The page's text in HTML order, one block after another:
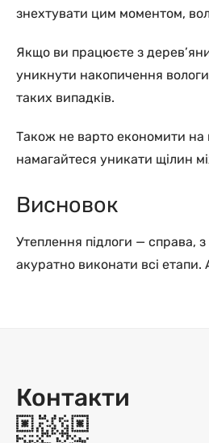
знехтувати цим моментом,
Якщо ви працюєте з
уникнути накопичення
таких випадків.
Також не варто економити на
намагайтеся уникати щілин
Висновок
Утеплення підлоги — справа,
акуратно виконати всі
Контакти